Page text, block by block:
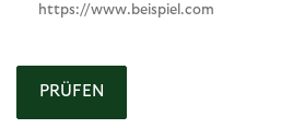
https://www.beispiel.com
PRÜFEN